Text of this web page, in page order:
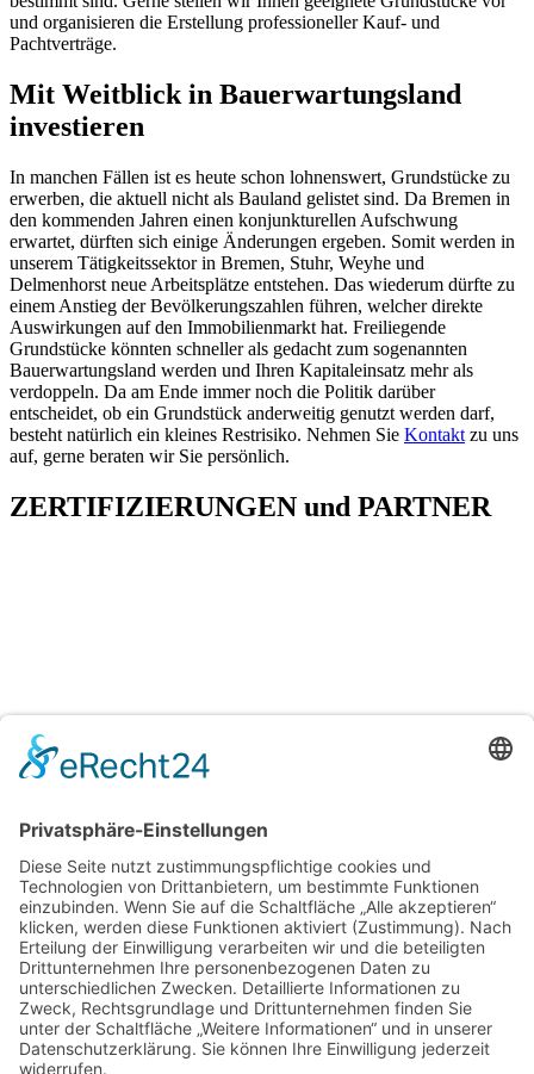
und organisieren die Erstellung professioneller Kauf- und
Pachtverträge.
Mit Weitblick in Bauerwartungsland
investieren
In manchen Fällen ist es heute schon lohnenswert, Grundstücke zu
erwerben, die aktuell nicht als Bauland gelistet sind. Da Bremen in
den kommenden Jahren einen konjunkturellen Aufschwung
erwartet, dürften sich einige Änderungen ergeben. Somit werden in
unserem Tätigkeitssektor in Bremen, Stuhr, Weyhe und
Delmenhorst neue Arbeitsplätze entstehen. Das wiederum dürfte zu
einem Anstieg der Bevölkerungszahlen führen, welcher direkte
Auswirkungen auf den Immobilienmarkt hat. Freiliegende
Grundstücke könnten schneller als gedacht zum sogenannten
Bauerwartungsland werden und Ihren Kapitaleinsatz mehr als
verdoppeln. Da am Ende immer noch die Politik darüber
entscheidet, ob ein Grundstück anderweitig genutzt werden darf,
besteht natürlich ein kleines Restrisiko. Nehmen Sie Kontakt zu uns
auf, gerne beraten wir Sie persönlich.
ZERTIFIZIERUNGEN und PARTNER
Hechler & Twachtmann Immobilien GmbH
Geschäftsführer: Tobias Gazzo
Blockener Str. 4
28816 Stuhr
Schwachhauser Heerstr. 18
28209 Bremen
Kontakt
Impressum
AGB
Kundenbewertungen und Erfahrungen zu
Hechler & Twachtmann Immobilien GmbH